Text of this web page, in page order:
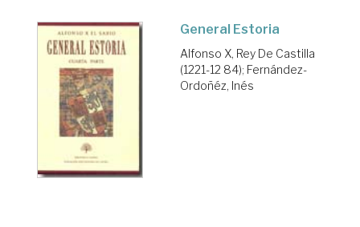
General Estoria
Alfonso X, Rey De Castilla
(1221-12 84); Fernández-
Ordoñéz, Inés